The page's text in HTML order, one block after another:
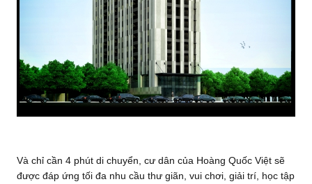
Và chỉ cần 4 phút di chuyển, cư dân của Hoàng Quốc Việt sẽ
được đáp ứng tối đa nhu cầu thư giãn, vui chơi, giải trí, học tập